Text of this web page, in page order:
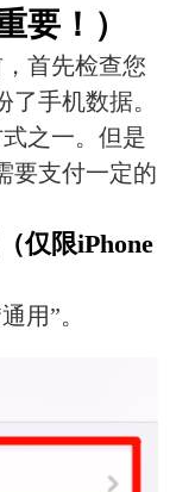
要！）
首先检查您
了手机数据。
之一。但是
要支付一定的
仅限iPhone
用”。